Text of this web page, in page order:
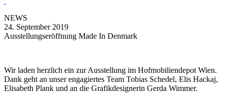
NEWS
24. September 2019
Ausstellungseröffnung Made In Denmark
Wir laden herzlich ein zur Ausstellung im Hofmobiliendepot Wien.
Dank geht an unser engagiertes Team Tobias Schedel, Elis Hackaj,
Elisabeth Plank und an die Grafikdesignerin Gerda Wimmer.